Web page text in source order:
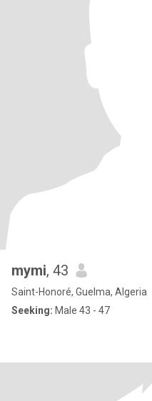
mymi, 43
Saint-Honoré, Guelma, Algeria
Seeking: Male 43 - 47